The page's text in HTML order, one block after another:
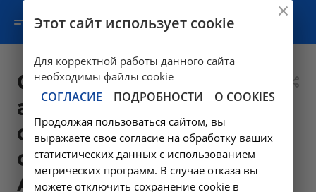
Определение
активности
фактора VIII в
сыворотке крови -
A09.05.188 в
Этот сайт использует cookie
Для корректной работы данного сайта
необходимы файлы cookie
СОГЛАСИЕ ПОДРОБНОСТИ О COOKIES
Продолжая пользоваться сайтом, вы
выражаете свое согласие на обработку ваших
статистических данных с использованием
метрических программ. В случае отказа вы
можете отключить сохранение cookie в